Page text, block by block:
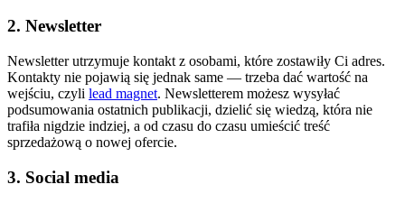
2. Newsletter
Newsletter utrzymuje kontakt z osobami, które zostawiły Ci adres.
Kontakty nie pojawią się jednak same — trzeba dać wartość na
wejściu, czyli lead magnet. Newsletterem możesz wysyłać
podsumowania ostatnich publikacji, dzielić się wiedzą, która nie
trafiła nigdzie indziej, a od czasu do czasu umieścić treść
sprzedażową o nowej ofercie.
3. Social media